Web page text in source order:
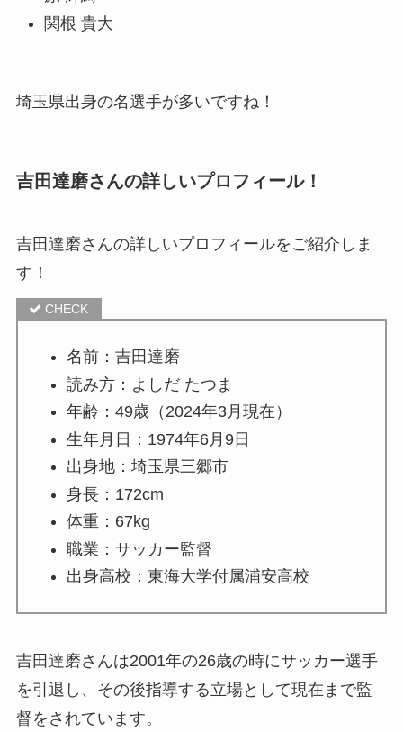
関根 貴大
埼玉県出身の名選手が多いですね！
吉田達磨さんの詳しいプロフィール！
吉田達磨さんの詳しいプロフィールをご紹介しま
す！
名前：吉田達磨
読み方：よしだ たつま
年齢：49歳（2024年3月現在）
生年月日：1974年6月9日
出身地：埼玉県三郷市
身長：172cm
体重：67kg
職業：サッカー監督
出身高校：東海大学付属浦安高校
吉田達磨さんは2001年の26歳の時にサッカー選手
を引退し、その後指導する立場として現在まで監
督をされています。